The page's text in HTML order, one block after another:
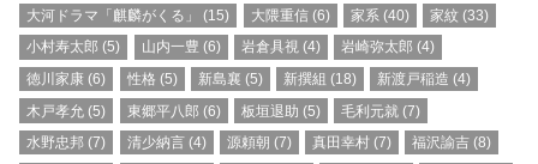
大河ドラマ「麒麟がくる」
(15) 大隈重信(6) 家系(40) 家紋 (33)
小村寿太郎 (5) 山内一豊 (6) 岩倉具視(4) 岩崎弥太郎 (4)
徳川家康 (6) 性格 (5) 新島襄 (5) 新撰組 (18) 新渡戸稲造 (4)
木戸孝允 (5) 東郷平八郎 (6) 板垣退助 (5) 毛利元就 (7)
水野忠邦 (7) 清少納言(4) 源頼朝 (7) 真田幸村 (7) 福沢諭吉 (8)